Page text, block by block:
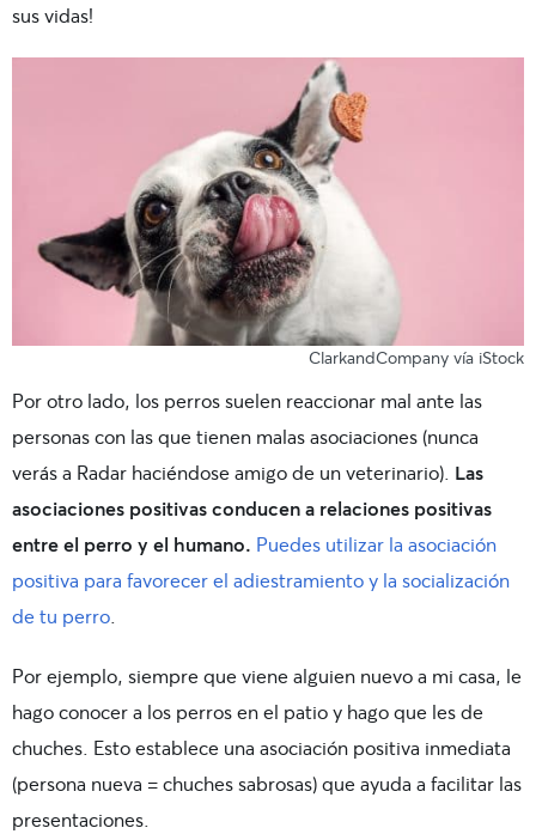
sus vidas!
ClarkandCompany vía iStock
Por otro lado, los perros suelen reaccionar mal ante las
personas con las que tienen malas asociaciones (nunca
verás a Radar haciéndose amigo de un veterinario). Las
asociaciones positivas conducen a relaciones positivas
entre el perro y el humano. Puedes utilizar la asociación
positiva para favorecer el adiestramiento y la socialización
de tu perro
Por ejemplo, siempre que viene alguien nuevo a mi casa, le
hago conocer a los perros en el patio y hago que les de
chuches. Esto establece una asociación positiva inmediata
(persona nueva = chuches sabrosas) que ayuda a facilitar las
presentaciones.